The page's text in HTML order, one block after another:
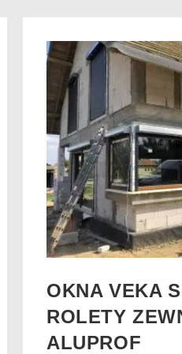
OKNA VEKA
ROLETY
ALUPROF